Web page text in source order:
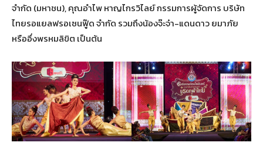
จำกัด (มหาชน), คุณอำไพ หาญไกรวิไลย์ กรรมการผู้จัดการ บริษัท
ไทยรอแยลฟรอเซนฟู๊ด จำกัด รวมถึงน้องจ๊ะจ๋า-แดนดาว ยมาภัย
หรืออึ่งพรหมลิขิต เป็นต้น